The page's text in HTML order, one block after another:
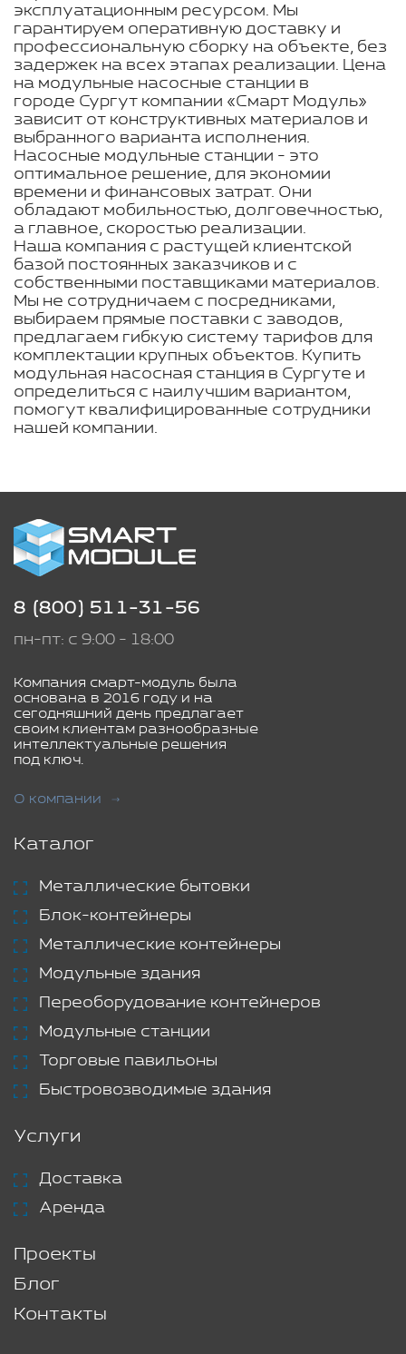
эксплуатационным ресурсом. Мы
гарантируем оперативную доставку и
профессиональную сборку на объекте, без
задержек на всех этапах реализации. Цена
на модульные насосные станции в
городе Сургут компании «Смарт Модуль»
зависит от конструктивных материалов и
выбранного варианта исполнения.
Насосные модульные станции - это
оптимальное решение, для экономии
времени и финансовых затрат. Они
обладают мобильностью, долговечностью,
а главное, скоростью реализации.
Наша компания с растущей клиентской
базой постоянных заказчиков и с
собственными поставщиками материалов.
Мы не сотрудничаем с посредниками,
выбираем прямые поставки с заводов,
предлагаем гибкую систему тарифов для
комплектации крупных объектов. Купить
модульная насосная станция в Сургуте и
определиться с наилучшим вариантом,
помогут квалифицированные сотрудники
нашей компании.
8 (800) 511-31-56
пн-пт: с 9:00 - 18:00
Компания смарт-модуль была
основана в 2016 году и на
сегодняшний день предлагает
своим клиентам разнообразные
интеллектуальные решения
под ключ.
О компании
Каталог
Металлические бытовки
Блок-контейнеры
Металлические контейнеры
Модульные здания
Переоборудование контейнеров
Модульные станции
Торговые павильоны
Быстровозводимые здания
Услуги
Доставка
Аренда
Проекты
Блог
Контакты